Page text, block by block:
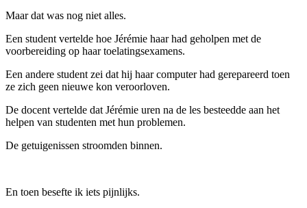
Maar dat was nog niet alles.
Een student vertelde hoe Jérémie haar had geholpen met de
voorbereiding op haar toelatingsexamens.
Een andere student zei dat hij haar computer had gerepareerd toen
ze zich geen nieuwe kon veroorloven.
De docent vertelde dat Jérémie uren na de les besteedde aan het
helpen van studenten met hun problemen.
De getuigenissen stroomden binnen.
En toen besefte ik iets pijnlijks.